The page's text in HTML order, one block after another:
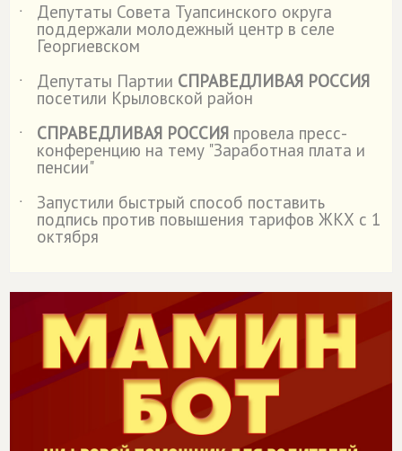
˙
Депутаты Совета Туапсинского округа
поддержали молодежный центр в селе
Георгиевском
˙
Депутаты Партии СПРАВЕДЛИВАЯ РОССИЯ
посетили Крыловской район
˙
СПРАВЕДЛИВАЯ РОССИЯ провела пресс-
конференцию на тему "Заработная плата и
пенсии"
˙
Запустили быстрый способ поставить
подпись против повышения тарифов ЖКХ с 1
октября